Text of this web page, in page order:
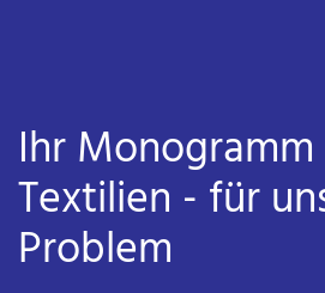
Ihr
Textilien - für
Problem